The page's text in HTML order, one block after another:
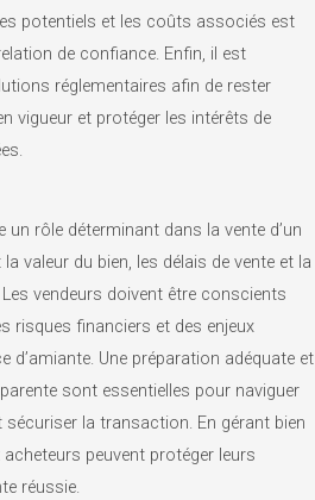
potentiels et les coûts associés est
de confiance. Enfin, il est
réglementaires afin de rester
vigueur et protéger les intérêts de
rôle déterminant dans la vente d’un
valeur du bien, les délais de vente et la
vendeurs doivent être conscients
risques financiers et des enjeux
d’amiante. Une préparation adéquate et
sont essentielles pour naviguer
la transaction. En gérant bien
peuvent protéger leurs
réussie.